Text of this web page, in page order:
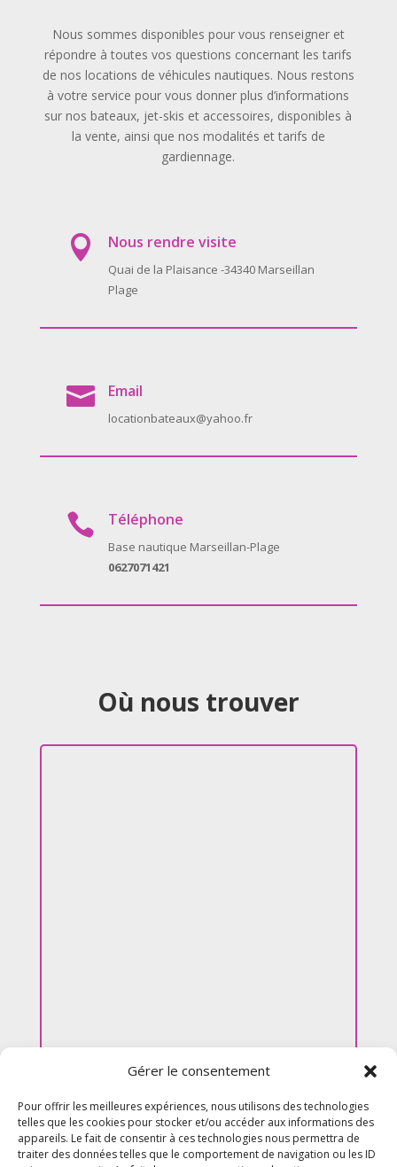
Gérer le consentement
Pour offrir les meilleures expériences, nous utilisons des technologies
telles que les cookies pour stocker et/ou accéder aux informations des
appareils. Le fait de consentir à ces technologies nous permettra de
traiter des données telles que le comportement de navigation ou les ID
Nous sommes disponibles pour vous renseigner et
répondre à toutes vos questions concernant les tarifs
de nos locations de véhicules nautiques. Nous restons
à votre service pour vous donner plus d’informations
sur nos bateaux, jet-skis et accessoires, disponibles à
la vente, ainsi que nos modalités et tarifs de
gardiennage.
 Nous rendre visite
Quai de la Plaisance -34340 Marseillan
Plage
 Email
locationbateaux@yahoo.fr
 Téléphone
Base nautique Marseillan-Plage
0627071421
Où nous trouver